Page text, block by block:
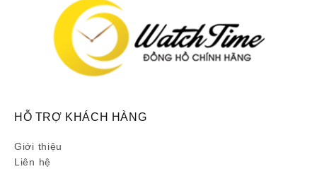
HỖ TRỢ KHÁCH HÀNG
Giới thiệu
Liên hệ